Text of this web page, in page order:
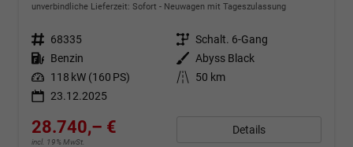
unverbindliche Lieferzeit: Sofort Neuwagen mit Tageszulassung
Fahrzeugnr. 68335 Getriebe Schalt. 6-Gang
Kraftstoff Benzin Außenfarbe
Abyss Black
Leistung 118 kW (160 PS) Kilometerstand
50 km
23.12.2025
28.740,– €
incl. 19% MwSt.
Details